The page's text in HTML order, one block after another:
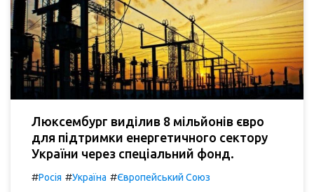
Люксембург виділив 8 мільйонів євро
для підтримки енергетичного сектору
України через спеціальний фонд.
#Росія #Україна #Європейський Союз